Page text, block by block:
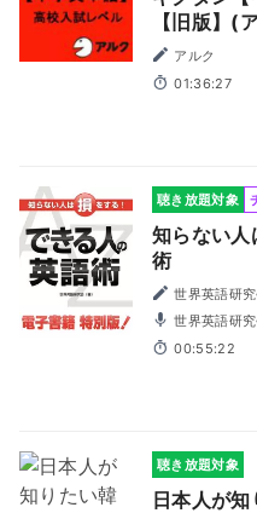
【旧版】(
アルク
01:36:27
聴き放題対象
知らない人
術
世界英語研
世界英語研
00:55:22
聴き放題対象
日本人が